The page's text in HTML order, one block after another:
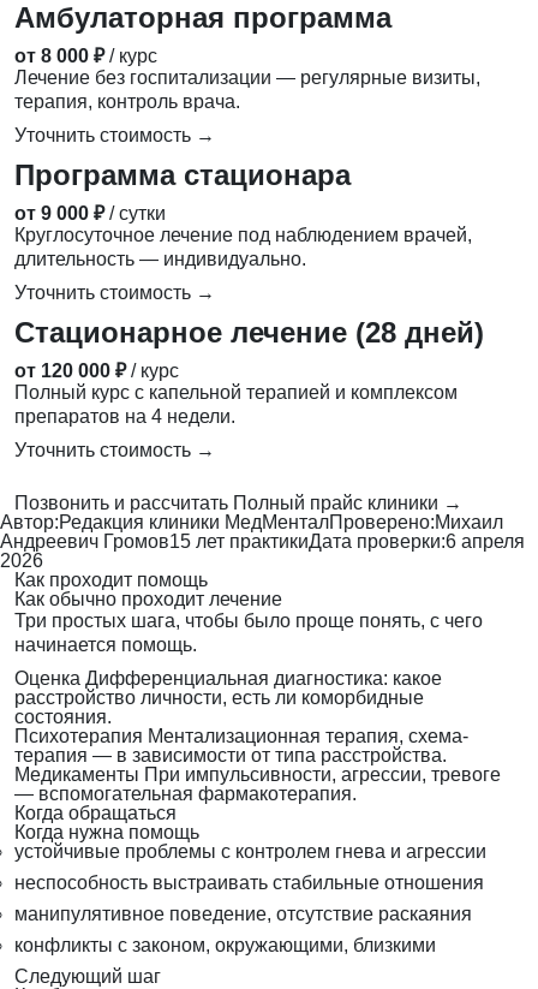
Амбулаторная программа
от 8 000 ₽ / курс
Лечение без госпитализации — регулярные визиты,
терапия, контроль врача.
Уточнить стоимость →
Программа стационара
от 9 000 ₽ / сутки
Круглосуточное лечение под наблюдением врачей,
длительность — индивидуально.
Уточнить стоимость →
Стационарное лечение (28 дней)
от 120 000 ₽ / курс
Полный курс с капельной терапией и комплексом
препаратов на 4 недели.
Уточнить стоимость →
Позвонить и рассчитать Полный прайс клиники →
Автор:Редакция клиники МедМенталПроверено:Михаил
Андреевич Громов15 лет практикиДата проверки:6 апреля
2026
Как проходит помощь
Как обычно проходит лечение
Три простых шага, чтобы было проще понять, с чего
начинается помощь.
Оценка Дифференциальная диагностика: какое
расстройство личности, есть ли коморбидные
состояния.
Психотерапия Ментализационная терапия, схема-
терапия — в зависимости от типа расстройства.
Медикаменты При импульсивности, агрессии, тревоге
— вспомогательная фармакотерапия.
Когда обращаться
Когда нужна помощь
устойчивые проблемы с контролем гнева и агрессии
неспособность выстраивать стабильные отношения
манипулятивное поведение, отсутствие раскаяния
конфликты с законом, окружающими, близкими
Следующий шаг